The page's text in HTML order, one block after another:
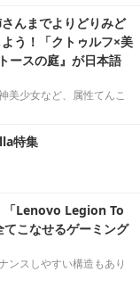
んまでよりどりみど
う！「クトゥルフ×美
ースの庭』が日本語
美少女など、属性てんこ
特集
「Lenovo Legion To
こなせるゲーミング
ンスしやすい構造もあり